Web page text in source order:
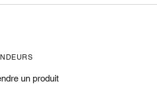
un produit